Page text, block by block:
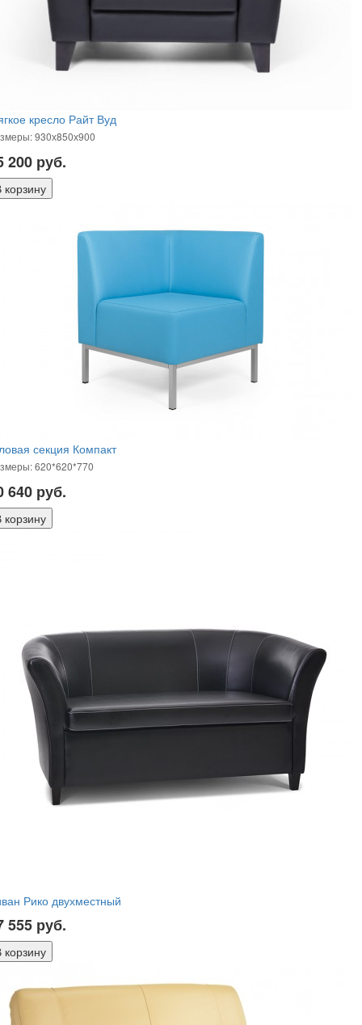
кресло Райт Вуд
930х850х900
200 руб.
секция Компакт
620*620*770
640 руб.
Рико двухместный
555 руб.